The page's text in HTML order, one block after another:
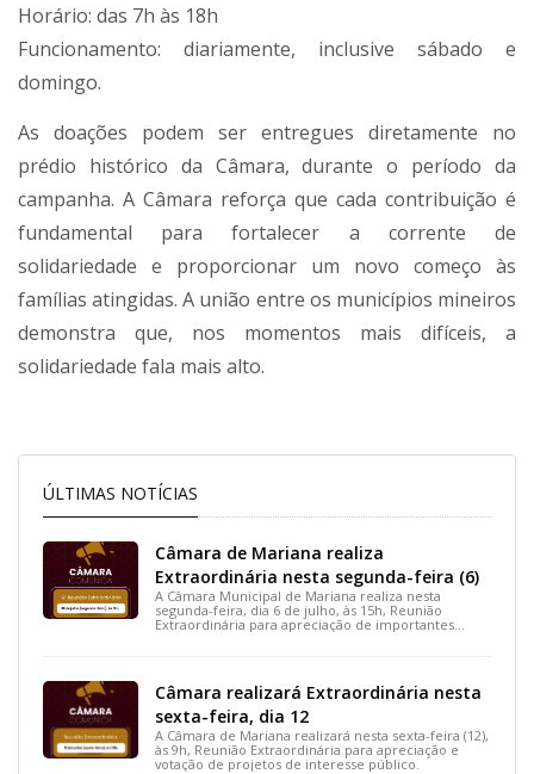
Horário: das 7h às 18h
Funcionamento: diariamente, inclusive sábado e
domingo.
As doações podem ser entregues diretamente no
prédio histórico da Câmara, durante o período da
campanha. A Câmara reforça que cada contribuição é
fundamental para fortalecer a corrente de
solidariedade e proporcionar um novo começo às
famílias atingidas. A união entre os municípios mineiros
demonstra que, nos momentos mais difíceis, a
solidariedade fala mais alto.
ÚLTIMAS NOTÍCIAS
Câmara de Mariana realiza
Extraordinária nesta segunda-feira (6)
A Câmara Municipal de Mariana realiza nesta
segunda-feira, dia 6 de julho, às 15h, Reunião
Extraordinária para apreciação de importantes
Câmara realizará Extraordinária nesta
sexta-feira, dia 12
A Câmara de Mariana realizará nesta sexta-feira (12),
às 9h, Reunião Extraordinária para apreciação e
votação de projetos de interesse público.